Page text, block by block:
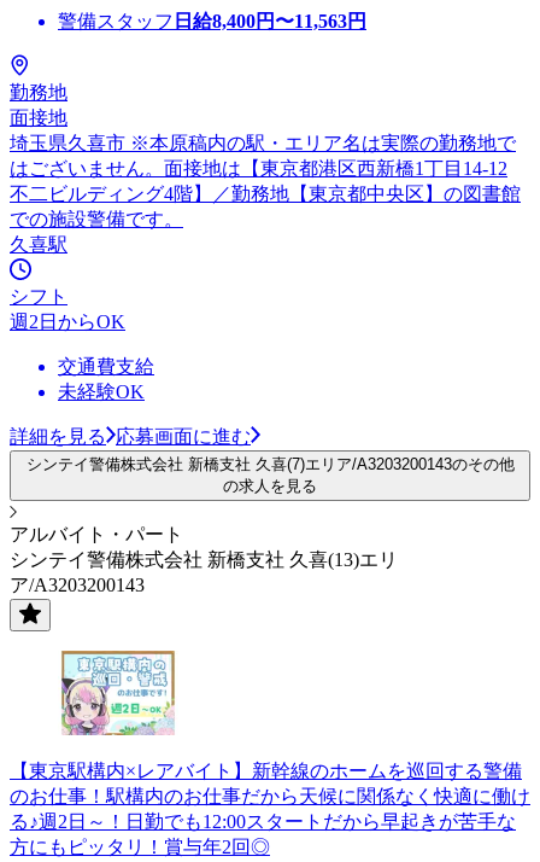
警備スタッフ 日給8,400円〜11,563円
勤務地
面接地
埼玉県久喜市 ※本原稿内の駅・エリア名は実際の勤務地で
はございません。面接地は【東京都港区西新橋1丁目14-12
不二ビルディング4階】／勤務地【東京都中央区】の図書館
での施設警備です。
久喜駅
シフト
週2日からOK
交通費支給
未経験OK
詳細を見る 応募画面に進む
シンテイ警備株式会社 新橋支社 久喜(7)エリア/A3203200143のその他
の求人を見る
アルバイト・パート
シンテイ警備株式会社 新橋支社 久喜(13)エリ
ア/A3203200143
【東京駅構内×レアバイト】新幹線のホームを巡回する警備
のお仕事！駅構内のお仕事だから天候に関係なく快適に働け
る♪週2日～！日勤でも12:00スタートだから早起きが苦手な
方にもピッタリ！賞与年2回◎